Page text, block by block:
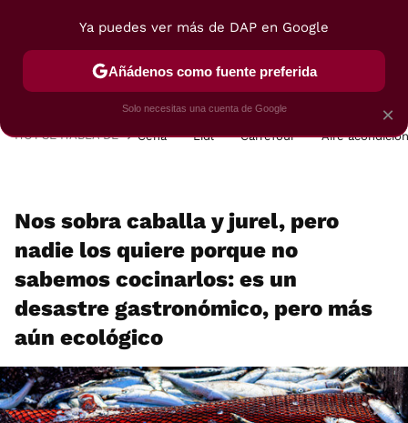
POSTRES VIAJES SELECCIÓN VEGUI
HOY SE HABLA DE Cena Lidl Carrefour Aire
Nos sobra caballa y jurel, pero
nadie los quiere porque no
sabemos cocinarlos: es un
desastre gastronómico, pero más
aún ecológico
×
Ya puedes ver más de DAP en Google
Añádenos como fuente preferida
Solo necesitas una cuenta de Google